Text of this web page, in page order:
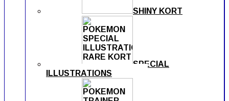
SHINY KORT
SPECIAL
ILLUSTRATIONS